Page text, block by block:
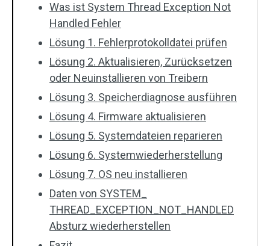
Was ist System Thread Exception Not
Handled Fehler
Lösung 1. Fehlerprotokolldatei prüfen
Lösung 2. Aktualisieren, Zurücksetzen
oder Neuinstallieren von Treibern
Lösung 3. Speicherdiagnose ausführen
Lösung 4. Firmware aktualisieren
Lösung 5. Systemdateien reparieren
Lösung 6. Systemwiederherstellung
Lösung 7. OS neu installieren
Daten von SYSTEM_
THREAD_EXCEPTION_NOT_HANDLED
Absturz wiederherstellen